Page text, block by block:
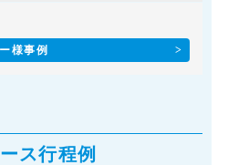
様事例
ス行程例